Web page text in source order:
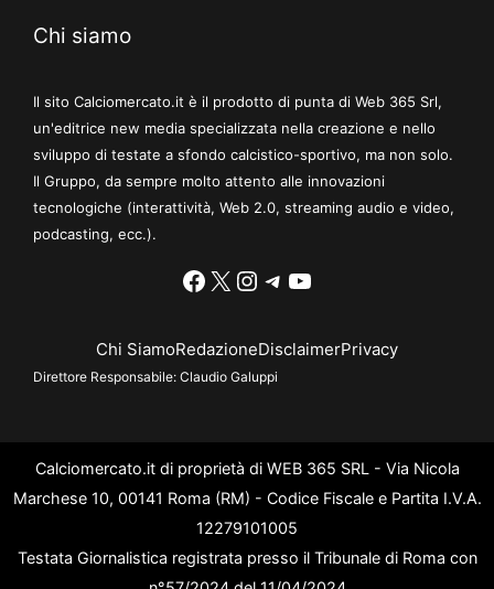
Chi siamo
Il sito Calciomercato.it è il prodotto di punta di Web 365 Srl,
un'editrice new media specializzata nella creazione e nello
sviluppo di testate a sfondo calcistico-sportivo, ma non solo.
Il Gruppo, da sempre molto attento alle innovazioni
tecnologiche (interattività, Web 2.0, streaming audio e video,
podcasting, ecc.).
Facebook
X Instagram
Telegram
YouTube
Chi SiamoRedazioneDisclaimerPrivacy
Direttore Responsabile: Claudio Galuppi
Calciomercato.it di proprietà di WEB 365 SRL - Via Nicola
Marchese 10, 00141 Roma (RM) - Codice Fiscale e Partita I.V.A.
12279101005
Testata Giornalistica registrata presso il Tribunale di Roma con